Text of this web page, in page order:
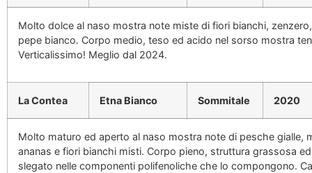
Molto dolce al naso mostra note miste di fiori bianchi,
pepe bianco. Corpo medio, teso ed acido nel sorso mostra
Verticalissimo! Meglio dal 2024.
La Contea Etna Bianco Sommitale 2020
Molto maturo ed aperto al naso mostra note di pesche gialle,
ananas e fiori bianchi misti. Corpo pieno, struttura grassosa
slegato nelle componenti polifenoliche che lo compongono.